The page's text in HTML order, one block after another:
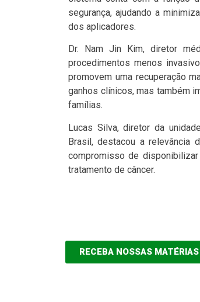
segurança, ajudando a
dos aplicadores.
Dr. Nam Jin Kim, diretor
procedimentos menos
promovem uma recuperação
ganhos clínicos, mas também
famílias.
Lucas Silva, diretor da
Brasil, destacou a relevância
compromisso de
tratamento de câncer.
RECEBA NOSSAS